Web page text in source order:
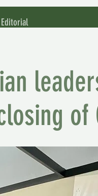
Editorial
of